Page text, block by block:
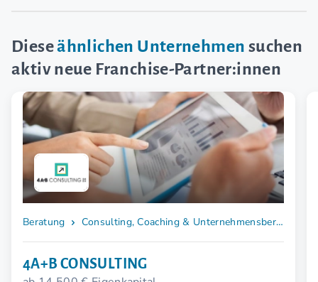
Dieseähnlichen Unternehmen suchen
aktiv neue Franchise-Partner:innen
Beratung Consulting, Coaching & Unternehmensberatung
4A+B CONSULTING